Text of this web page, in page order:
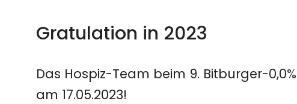
Gratulation in 2023
Das Hospiz-Team beim 9. Bitburger-
am 17.05.2023!